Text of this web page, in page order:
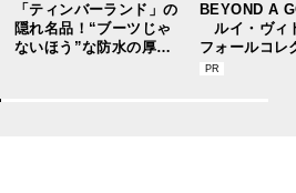
「ティンバーランド」の
隠れ名品！“ブーツじゃ
ないほう”な防水の厚底
BEYOND A
ルイ・ヴィ
フォールコレ
描くプレッピ